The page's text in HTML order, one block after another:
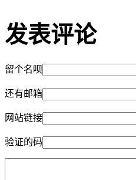
发表评论
留个名呗
还有邮箱
网站链接
验证的码